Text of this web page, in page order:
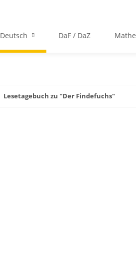
Deutsch DaF / DaZ Mathe
Lesetagebuch zu "Der Findefuchs"